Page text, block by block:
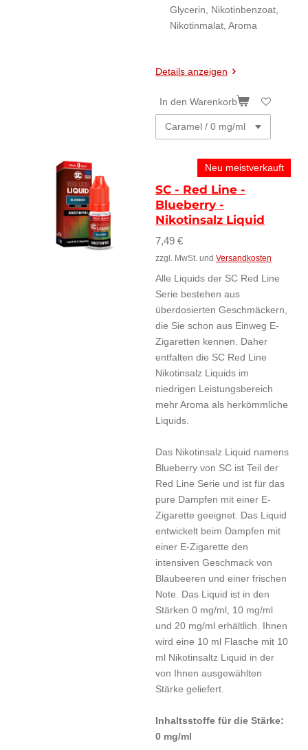
Glycerin, Nikotinbenzoat,
Nikotinmalat, Aroma
Details anzeigen
In den Warenkorb
Neu meistverkauft
SC - Red Line -
Blueberry -
Nikotinsalz Liquid
7,49 €
zzgl. MwSt. und Versandkosten
Alle Liquids der SC Red Line
Serie bestehen aus
überdosierten Geschmäckern,
die Sie schon aus Einweg E-
Zigaretten kennen. Daher
entfalten die SC Red Line
Nikotinsalz Liquids im
niedrigen Leistungsbereich
mehr Aroma als herkömmliche
Liquids.
Das Nikotinsalz Liquid namens
Blueberry von SC ist Teil der
Red Line Serie und ist für das
pure Dampfen mit einer E-
Zigarette geeignet. Das Liquid
entwickelt beim Dampfen mit
einer E-Zigarette den
intensiven Geschmack von
Blaubeeren und einer frischen
Note. Das Liquid ist in den
Stärken 0 mg/ml, 10 mg/ml
und 20 mg/ml erhältlich. Ihnen
wird eine 10 ml Flasche mit 10
ml Nikotinsaltz Liquid in der
von Ihnen ausgewählten
Stärke geliefert.
Inhaltsstoffe für die Stärke:
0 mg/ml